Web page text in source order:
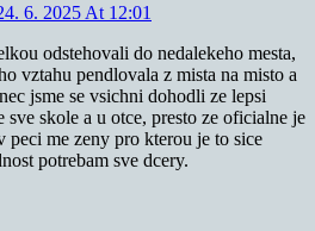
6. 2025 At 12:01
odstehovali do nedalekeho mesta,
vztahu pendlovala z mista na misto a
jsme se vsichni dohodli ze lepsi
sve skole a u otce, presto ze oficialne je
peci me zeny pro kterou je to sice
potrebam sve dcery.